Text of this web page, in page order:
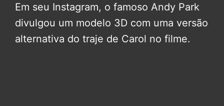
Em seu Instagram, o famoso Andy Park
divulgou um modelo 3D com uma versão
alternativa do traje de Carol no filme.